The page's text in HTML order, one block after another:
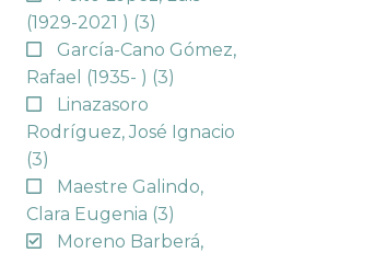
(1929-2021 ) (3)
García-Cano Gómez,
Rafael (1935- ) (3)
Linazasoro
Rodríguez, José Ignacio
(3)
Maestre Galindo,
Clara Eugenia (3)
Moreno Barberá,